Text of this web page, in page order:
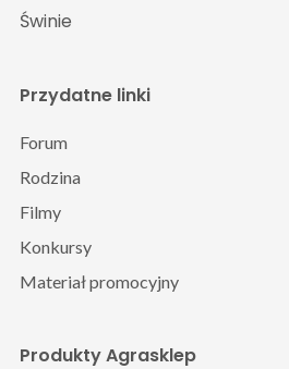
Świnie
Produkty Agrasklep
Przydatne linki
Forum
Rodzina
Filmy
Konkursy
Materiał promocyjny